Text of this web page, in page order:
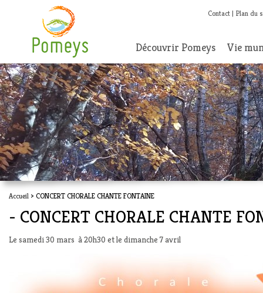
Contact Plan du
Découvrir Pomeys Vie
Accueil > CONCERT CHORALE CHANTE FONTAINE
- CONCERT CHORALE CHANTE
Le samedi 30 mars à 20h30 et le dimanche 7 avril